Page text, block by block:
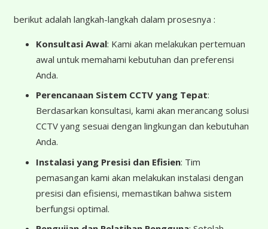
berikut adalah langkah-langkah dalam prosesnya :
Konsultasi Awal: Kami akan melakukan pertemuan
awal untuk memahami kebutuhan dan preferensi
Anda.
Perencanaan Sistem CCTV yang Tepat:
Berdasarkan konsultasi, kami akan merancang solusi
CCTV yang sesuai dengan lingkungan dan kebutuhan
Anda.
Instalasi yang Presisi dan Efisien: Tim
pemasangan kami akan melakukan instalasi dengan
presisi dan efisiensi, memastikan bahwa sistem
berfungsi optimal.